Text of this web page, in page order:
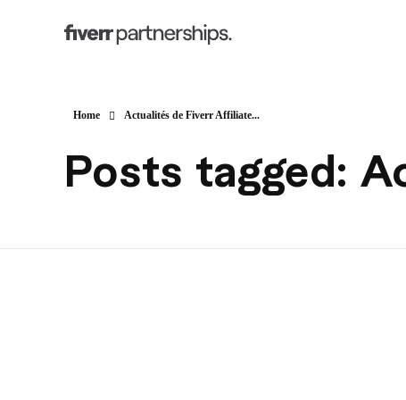
Home Actualités de Fiverr Affiliate...
Posts tagged: